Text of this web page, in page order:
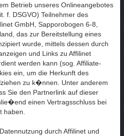
Betrieb unseres Onlineangebotes
f. DSGVO) Teilnehmer des
GmbH, Sapporobogen 6-8,
das zur Bereitstellung eines
wurde, mittels dessen durch
und Links zu Affilinet
werden kann (sog. Affiliate-
ein, um die Herkunft des
zu k�nnen. Unter anderem
Sie den Partnerlink auf dieser
einen Vertragsschluss bei
durch Affilinet und